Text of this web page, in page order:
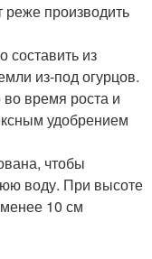
реже производить
составить из
из-под огурцов.
время роста и
удобрением
чтобы
воду. При высоте
10 см